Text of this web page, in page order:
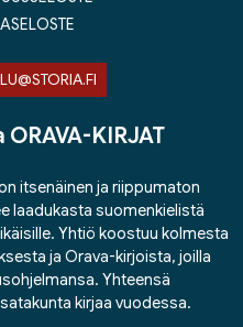
ORAVA-KIRJAT
itsenäinen ja riippumaton
laadukasta suomenkielistä
Yhtiö koostuu kolmesta
ja Orava-kirjoista, joilla
Yhteensä
kirjaa vuodessa.